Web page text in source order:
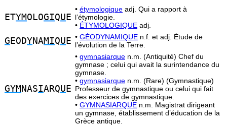
ETYMOLOGIQU E
• étymologique adj. Qui a rapport à
l’étymologie.
• ÉTYMOLOGIQUE adj.
G EODYNAMIQU E • GÉODYNAMIQUE n.f. et adj. Étude de
l’évolution de la Terre.
GYM NASIARQU E
• gymnasiarque n.m. (Antiquité) Chef du
gymnase ; celui qui avait la surintendance du
gymnase.
• gymnasiarque n.m. (Rare) (Gymnastique)
Professeur de gymnastique ou celui qui fait
des exercices de gymnastique.
• GYMNASIARQUE n.m. Magistrat dirigeant
un gymnase, établissement d’éducation de la
Grèce antique.